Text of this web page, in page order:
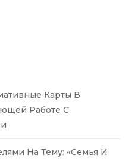
Карты В
Работе С
На Тему: «Семья И